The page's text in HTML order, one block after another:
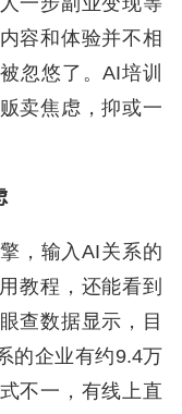
容和体验并不相
忽悠了。AI培训
卖焦虑，抑或一
，输入AI关系的
教程，还能看到
查数据显示，目
的企业有约9.4万
不一，有线上直